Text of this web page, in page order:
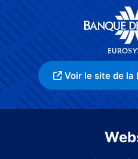
Voir le site de la